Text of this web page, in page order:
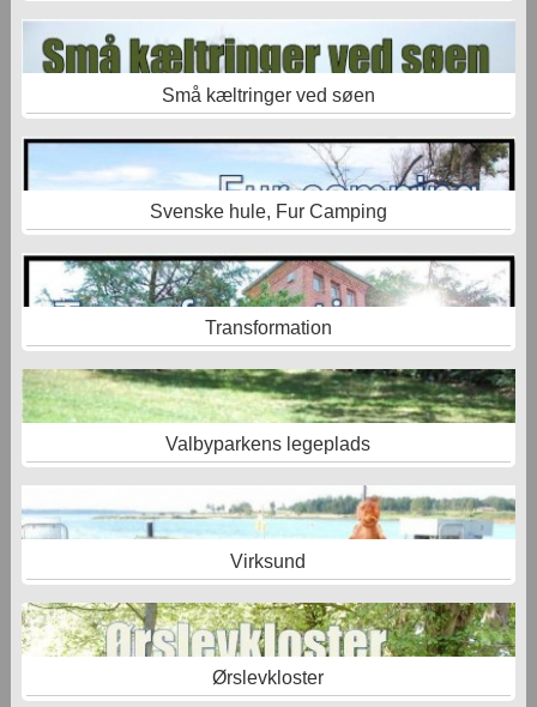
Små kæltringer ved søen
Svenske hule, Fur Camping
Transformation
Valbyparkens legeplads
Virksund
Ørslevkloster